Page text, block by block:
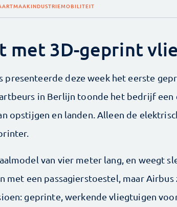
MAAKINDUSTRIEMOBILITEIT
met 3D-geprint
presenteerde deze week het eerste
in Berlijn toonde het bedrijf een
opstijgen en landen. Alleen de
van vier meter lang, en weegt
met een passagierstoestel, maar
geprinte, werkende vliegtuigen